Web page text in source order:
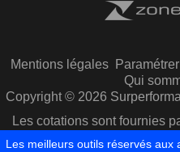
Mentions légales
Qui
Copyright © 2026
Les cotations sont fournies
Les meilleurs outils réservés aux